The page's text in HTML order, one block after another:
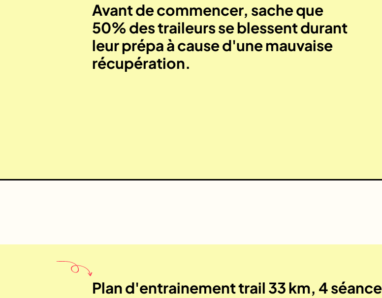
Avant de commencer, sache que
50% des traileurs se blessent durant
leur prépa à cause d'une mauvaise
récupération.
Plan d'entrainement trail 33 km, 4